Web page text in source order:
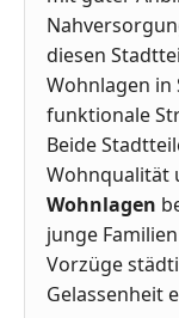
diesen
Wohnlagen in
funktionale
Beide
Wohnqualität
Wohnlagen
junge
Vorzüge
Gelassenheit